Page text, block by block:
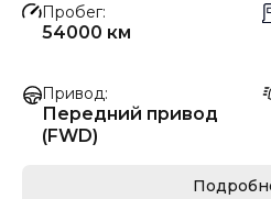
Пробег
54000 км
Привод
Передний привод
(FWD)